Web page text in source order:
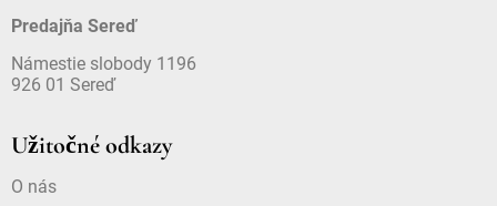
Predajňa Sereď
Námestie slobody 1196
926 01 Sereď
Užitočné odkazy
O nás